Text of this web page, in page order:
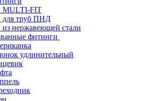
MULTI-FIT
для труб ПНД
нержавеющей стали
фитинги
удлинительный